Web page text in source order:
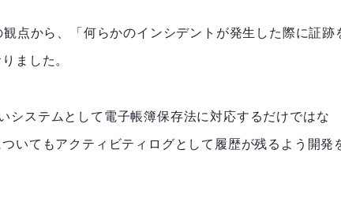
点から、「何らかのインシデントが発生した際に証跡
ました。
ステムとして電子帳簿保存法に対応するだけではな
いてもアクティビティログとして履歴が残るよう開発